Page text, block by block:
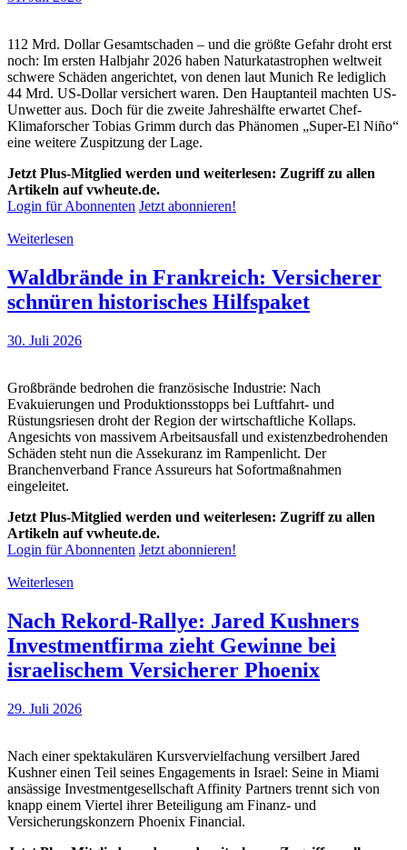
112 Mrd. Dollar Gesamtschaden – und die größte Gefahr droht erst
noch: Im ersten Halbjahr 2026 haben Naturkatastrophen weltweit
schwere Schäden angerichtet, von denen laut Munich Re lediglich
44 Mrd. US-Dollar versichert waren. Den Hauptanteil machten US-
Unwetter aus. Doch für die zweite Jahreshälfte erwartet Chef-
Klimaforscher Tobias Grimm durch das Phänomen „Super-El Niño“
eine weitere Zuspitzung der Lage.
Jetzt Plus-Mitglied werden und weiterlesen: Zugriff zu allen
Artikeln auf vwheute.de.
Login für Abonnenten Jetzt abonnieren!
Weiterlesen
Waldbrände in Frankreich: Versicherer
schnüren historisches Hilfspaket
30. Juli 2026
Großbrände bedrohen die französische Industrie: Nach
Evakuierungen und Produktionsstopps bei Luftfahrt- und
Rüstungsriesen droht der Region der wirtschaftliche Kollaps.
Angesichts von massivem Arbeitsausfall und existenzbedrohenden
Schäden steht nun die Assekuranz im Rampenlicht. Der
Branchenverband France Assureurs hat Sofortmaßnahmen
eingeleitet.
Jetzt Plus-Mitglied werden und weiterlesen: Zugriff zu allen
Artikeln auf vwheute.de.
Login für Abonnenten Jetzt abonnieren!
Weiterlesen
Nach Rekord-Rallye: Jared Kushners
Investmentfirma zieht Gewinne bei
israelischem Versicherer Phoenix
29. Juli 2026
Nach einer spektakulären Kursvervielfachung versilbert Jared
Kushner einen Teil seines Engagements in Israel: Seine in Miami
ansässige Investmentgesellschaft Affinity Partners trennt sich von
knapp einem Viertel ihrer Beteiligung am Finanz- und
Versicherungskonzern Phoenix Financial.